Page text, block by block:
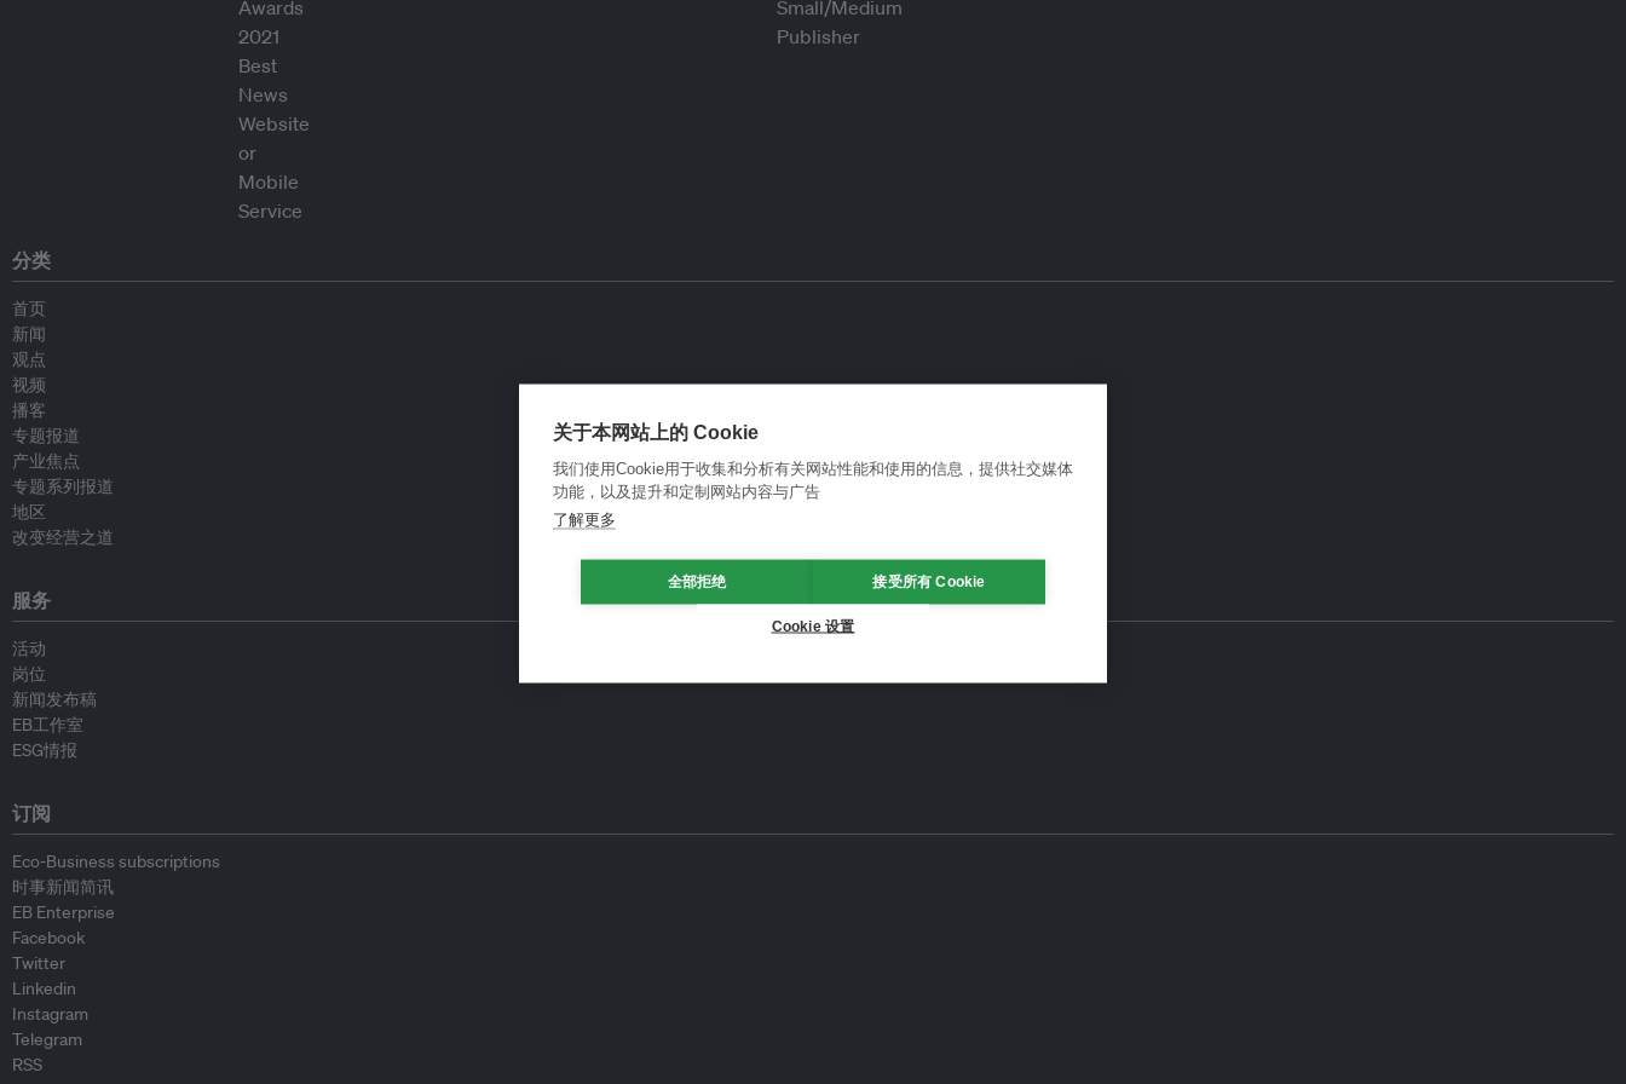
分类
首页
新闻
观点
视频
播客
专题报道
产业焦点
专题系列报道
地区
改变经营之道
服务
活动
岗位
新闻发布稿
EB工作室
ESG情报
订阅
Eco-Business subscriptions
时事新闻简讯
EB Enterprise
Facebook
Twitter
Linkedin
Instagram
Telegram
RSS
关于本网站上的 Cookie
我们使用Cookie用于收集和分析有关网站性能和使用的信息，提供社交媒体
功能，以及提升和定制网站内容与广告
了解更多
全部拒绝 接受所有 Cookie
Cookie 设置